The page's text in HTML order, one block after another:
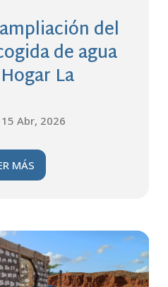
del
de agua
La
15 Abr, 2026
MÁS